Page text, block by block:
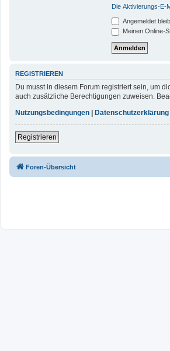
Die Aktivierungs-E-
Angemeldet
Meinen Online-
REGISTRIEREN
Du musst in diesem Forum registriert sein, um
auch zusätzliche Berechtigungen zuweisen.
Nutzungsbedingungen
Datenschutzerklärung
Registrieren
Foren-Übersicht